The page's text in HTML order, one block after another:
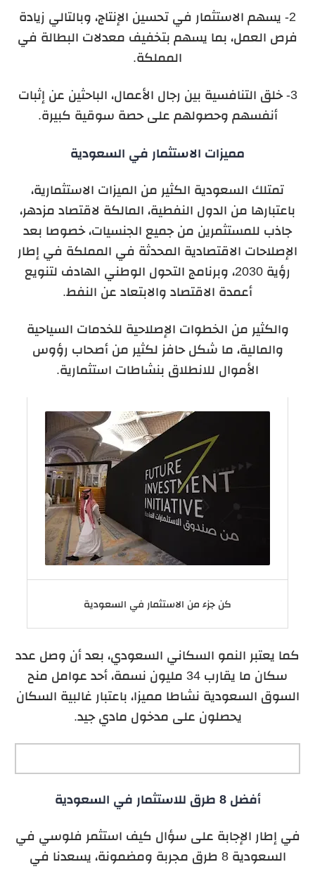
2- يسهم الاستثمار في تحسين الإنتاج، وبالتالي زيادة
فرص العمل، بما يسهم بتخفيف معدلات البطالة في
المملكة.
3- خلق التنافسية بين رجال الأعمال، الباحثين عن إثبات
أنفسهم وحصولهم على حصة سوقية كبيرة.
مميزات الاستثمار في السعودية
تمتلك السعودية الكثير من الميزات الاستثمارية،
باعتبارها من الدول النفطية، المالكة لاقتصاد مزدهر،
جاذب للمستثمرين من جميع الجنسيات، خصوصا بعد
الإصلاحات الاقتصادية المحدثة في المملكة في إطار
رؤية 2030، وبرنامج التحول الوطني الهادف لتنويع
أعمدة الاقتصاد والابتعاد عن النفط.
والكثير من الخطوات الإصلاحية للخدمات السياحية
والمالية، ما شكل حافز لكثير من أصحاب رؤوس
الأموال للانطلاق بنشاطات استثمارية.
كن جزء من الاستثمار في السعودية
كما يعتبر النمو السكاني السعودي، بعد أن وصل عدد
سكان ما يقارب 34 مليون نسمة، أحد عوامل منح
السوق السعودية نشاطا مميزا، باعتبار غالبية السكان
يحصلون على مدخول مادي جيد.
أفضل 8 طرق للاستثمار في السعودية
في إطار الإجابة على سؤال كيف استثمر فلوسي في
السعودية 8 طرق مجربة ومضمونة، يسعدنا في